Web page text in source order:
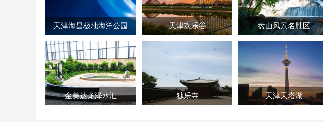
天津海昌极地海洋公园
金美达龙泽水汇
天津欢乐谷 盘山风景名胜区
独乐寺 天津天塔湖